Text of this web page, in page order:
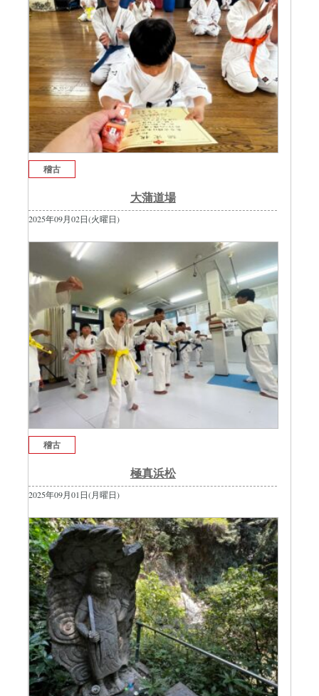
稽古
大蒲道場
2025年09月02日(火曜日)
稽古
極真浜松
2025年09月01日(月曜日)